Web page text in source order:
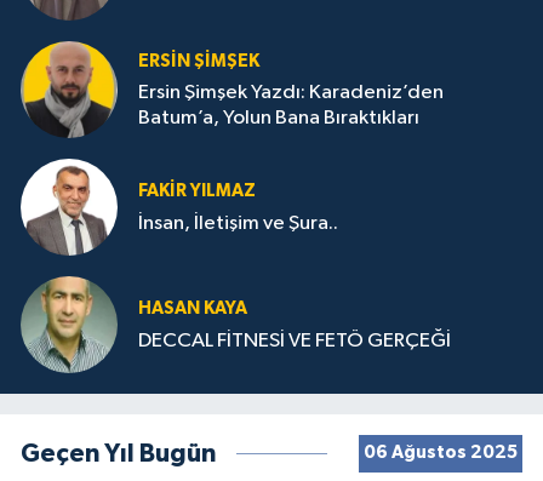
ERSIN ŞIMŞEK
Ersin Şimşek Yazdı: Karadeniz’den
Batum’a, Yolun Bana Bıraktıkları
FAKIR YILMAZ
İnsan, İletişim ve Şura..
HASAN KAYA
DECCAL FİTNESİ VE FETÖ GERÇEĞİ
Geçen Yıl Bugün 06 Ağustos 2025